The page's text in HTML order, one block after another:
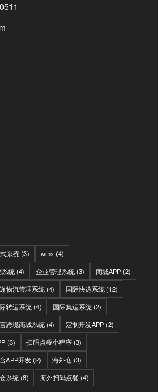
系统(3) wms (4)
系统(4) 企业管理系统(3) 商城APP(2)
物流管理系统(4) 国际快递系统(12)
转运系统(4) 国际集运系统(2)
跨境商城系统(4) 定制开发APP(2)
(3) 扫码点餐小程序(3)
APP开发(2) 海外仓(3)
系统(8) 海外扫码点餐(4)